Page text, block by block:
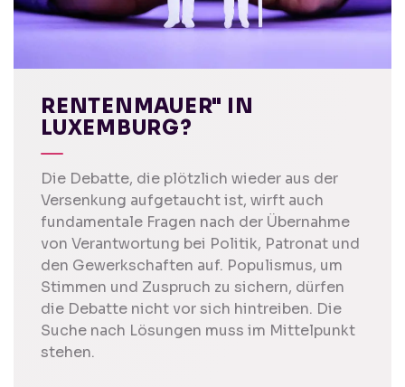
RENTENMAUER" IN
LUXEMBURG?
Die Debatte, die plötzlich wieder aus der
Versenkung aufgetaucht ist, wirft auch
fundamentale Fragen nach der Übernahme
von Verantwortung bei Politik, Patronat und
den Gewerkschaften auf. Populismus, um
Stimmen und Zuspruch zu sichern, dürfen
die Debatte nicht vor sich hintreiben. Die
Suche nach Lösungen muss im Mittelpunkt
stehen.